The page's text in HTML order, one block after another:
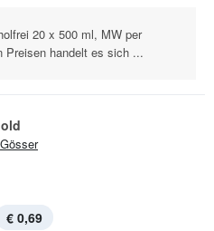
20 x 500 ml, MW per
Preisen handelt es sich ...
Gösser
€ 0,69